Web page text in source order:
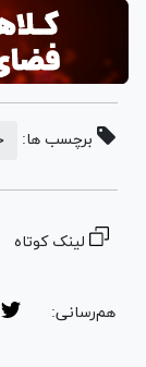
برچسب ها:
لینک کوتاه
هم‌رسانی: